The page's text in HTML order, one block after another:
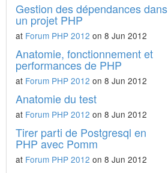
Gestion des dépendances dans
un projet PHP
at Forum PHP 2012 on 8 Jun 2012
Anatomie, fonctionnement et
performances de PHP
at Forum PHP 2012 on 8 Jun 2012
Anatomie du test
at Forum PHP 2012 on 8 Jun 2012
Tirer parti de Postgresql en
PHP avec Pomm
at Forum PHP 2012 on 8 Jun 2012